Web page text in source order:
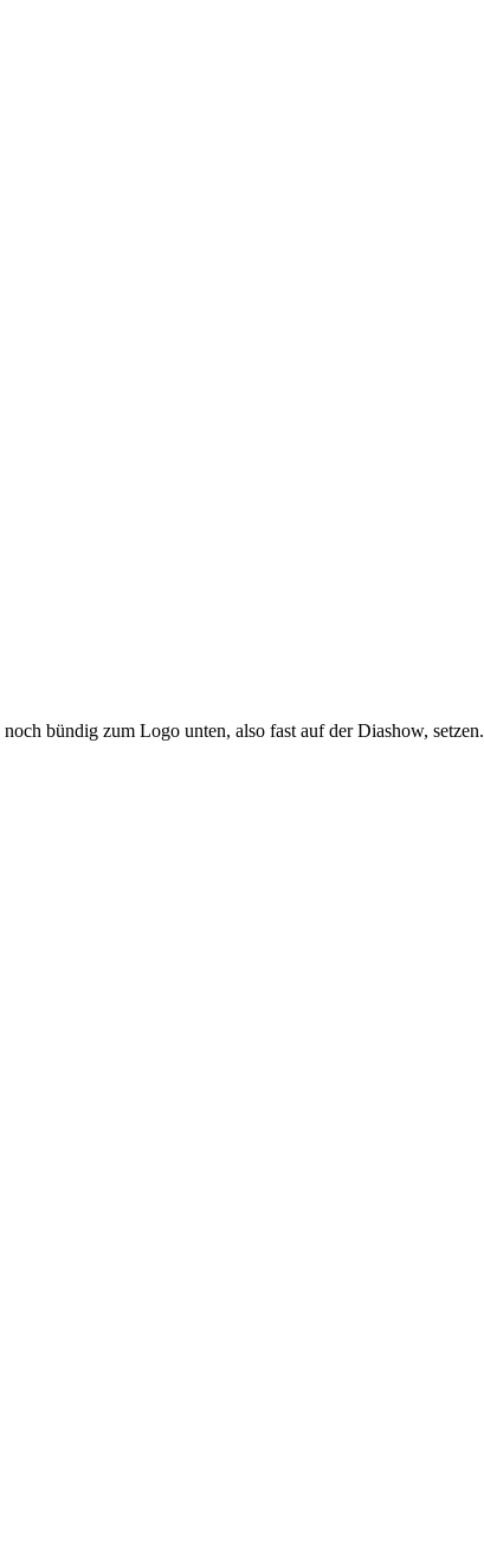
bündig zum Logo unten, also fast auf der Diashow, setzen.